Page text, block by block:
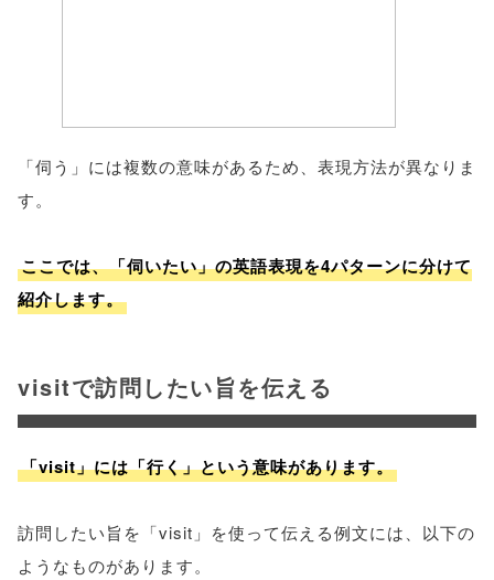
「伺う」には複数の意味があるため、表現方法が異なりま
す。
ここでは、「伺いたい」の英語表現を4パターンに分けて
紹介します。
visitで訪問したい旨を伝える
「visit」には「行く」という意味があります。
訪問したい旨を「visit」を使って伝える例文には、以下の
ようなものがあります。